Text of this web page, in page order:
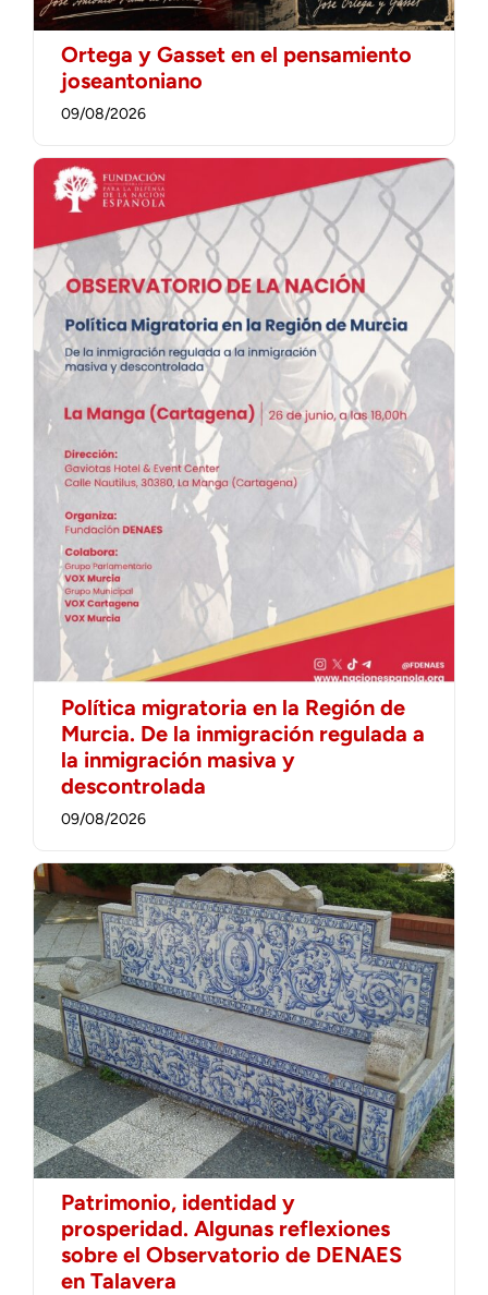
Ortega y Gasset en el pensamiento
joseantoniano
09/08/2026
Política migratoria en la Región de
Murcia. De la inmigración regulada a
la inmigración masiva y
descontrolada
09/08/2026
Patrimonio, identidad y
prosperidad. Algunas reflexiones
sobre el Observatorio de DENAES
en Talavera